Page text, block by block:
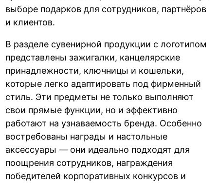
выборе подарков для сотрудников, партнёров
и клиентов.
В разделе сувенирной продукции с логотипом
представлены зажигалки, канцелярские
принадлежности, ключницы и кошельки,
которые легко адаптировать под фирменный
стиль. Эти предметы не только выполняют
свои прямые функции, но и эффективно
работают на узнаваемость бренда. Особенно
востребованы награды и настольные
аксессуары — они идеально подходят для
поощрения сотрудников, награждения
победителей корпоративных конкурсов и